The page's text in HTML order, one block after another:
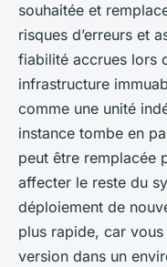
souhaitée et
risques d’erreurs et
fiabilité accrues lors
infrastructure
comme une unité
instance tombe en
peut être remplacée
affecter le reste du
déploiement de
plus rapide, car
version dans un